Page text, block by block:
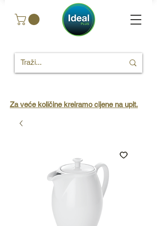
Za veće količine kreiramo cijene na upit.